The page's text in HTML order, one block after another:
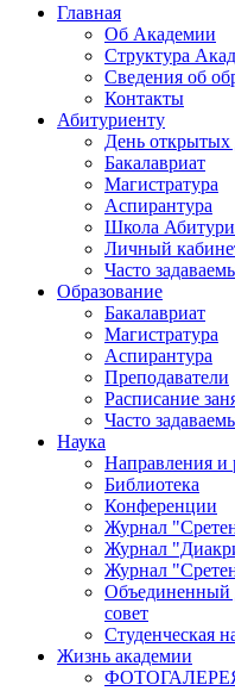
Главная
Об Академии
Структура
Сведения об
Контакты
Абитуриенту
День открытых
Бакалавриат
Магистратура
Аспирантура
Школа
Личный
Часто
Образование
Бакалавриат
Магистратура
Аспирантура
Преподаватели
Расписание
Часто
Наука
Направления и
Библиотека
Конференции
Журнал
Журнал
Журнал
Объединенный
совет
Студенческая
Жизнь академии